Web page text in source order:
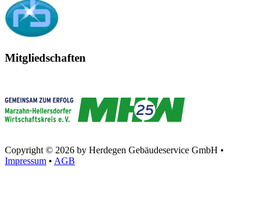
Mitgliedschaften
Copyright © 2026 by Herdegen Gebäudeservice GmbH •
Impressum • AGB